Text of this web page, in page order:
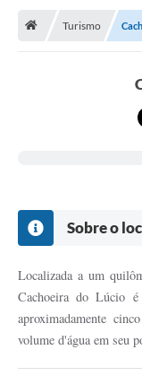
Turismo
Sobre o
Localizada a um
Cachoeira do Lúcio
aproximadamente
volume d'água em seu